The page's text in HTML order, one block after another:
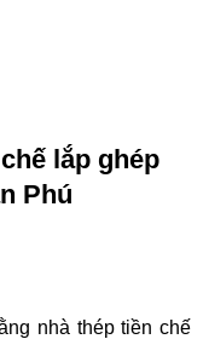
lắp ghép
Phú
nhà thép tiền chế